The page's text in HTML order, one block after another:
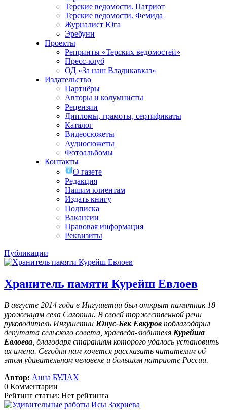
Терские ведомости. Патриот
Терские ведомости. Фемида
Журналист Юга
Эребуни
Проекты
Репринты «Терских ведомостей»
Пресс-клуб
ОД «За наш Владикавказ»
Издательство
Партнёры
Авторы и колумнисты
Рецензии
Дипломы, грамоты, сертификаты
Каталог
Видеосюжеты
Аудиосюжеты
Фотоальбомы
Контакты
О газете
Редакция
Нашим клиентам
Издать книгу
Подписка
Вакансии
Правовая информация
Реквизиты
Публикации
Хранитель памяти Курейш Евлоев
В августе 2014 года в Ингушетии был открыт памятник 18
уроженцам села Сагопши. В своей торжественной речи
руководитель Ингушетии Юнус-Бек Евкуров поблагодарил
депутата сельского совета, краеведа-любителя Курейша
Евлоева , благодаря стараниям которого удалось установить
их имена. Сегодня нам хочется рассказать читателям об
этом удивительном человеке и большом патриоте России.
Автор: Анна БУЛАХ
0 Комментарии
Рейтинг статьи: Нет рейтинга